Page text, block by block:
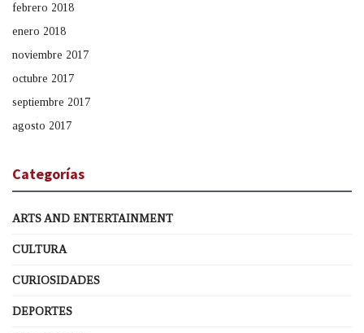
febrero 2018
enero 2018
noviembre 2017
octubre 2017
septiembre 2017
agosto 2017
Categorías
ARTS AND ENTERTAINMENT
CULTURA
CURIOSIDADES
DEPORTES